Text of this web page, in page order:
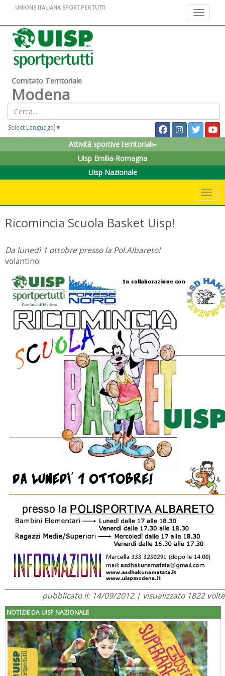
Toggle
UNIONE ITALIANA SPORT PER TUTTI
Comitato Territoriale
Modena
Select Language ▼
Attività sportive territoriali
Uisp Emilia-Romagna
Uisp Nazionale
Ricomincia Scuola Basket Uisp!
Da lunedì 1 ottobre presso la Pol.Albareto!
volantino:
pubblicato il: 14/09/2012 | visualizzato 1822 volte
NOTIZIE DA UISP NAZIONALE